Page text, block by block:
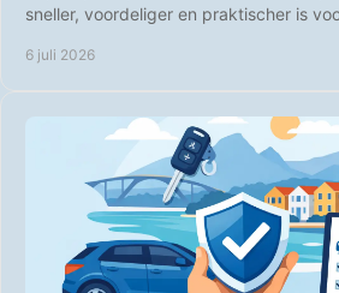
sneller, voordeliger en praktischer is
6 juli 2026